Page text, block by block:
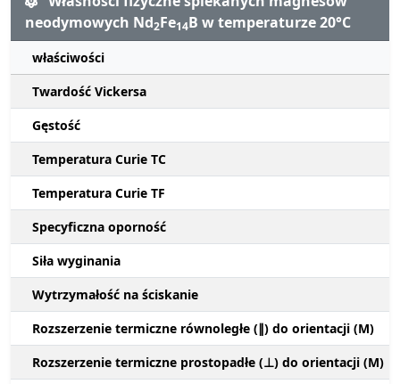
neodymowych Nd2Fe14B w temperaturze 20°C
właściwości
Twardość Vickersa
Gęstość
Temperatura Curie TC
Temperatura Curie TF
Specyficzna oporność
Siła wyginania
Wytrzymałość na ściskanie
Rozszerzenie termiczne równoległe (∥) do orientacji (M)
Rozszerzenie termiczne prostopadłe (⊥) do orientacji (M)